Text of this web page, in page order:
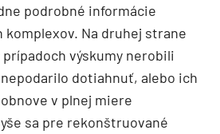
podrobné informácie
komplexov. Na druhej strane
výskumy nerobili
dotiahnuť, alebo ich
v plnej miere
sa pre rekonštruované